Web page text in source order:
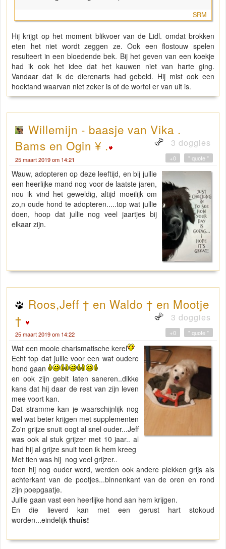
SRM
Hij krijgt op het moment blikvoer van de Lidl. omdat brokken
eten het niet wordt zeggen ze. Ook een flostouw spelen
resulteert in een bloedende bek. Bij het geven van een koekje
had ik ook het idee dat het kauwen niet van harte ging.
Vandaar dat ik de dierenarts had gebeld. Hij mist ook een
hoektand waarvan niet zeker is of de wortel er van uit is.
Willemijn - baasje van Vika .
Bams en Ogin ¥ .
3 doggies
25 maart 2019 om 14:21 " quote "
+0
Wauw, adopteren op deze leeftijd, en bij jullie
een heerlijke mand nog voor de laatste jaren,
nou ik vind het geweldig, altijd moeilijk om
zo,n oude hond te adopteren.....top wat jullie
doen, hoop dat jullie nog veel jaartjes bij
elkaar zijn.
Roos,Jeff † en Waldo † en Mootje
†
3 doggies
25 maart 2019 om 14:22 " quote "
+0
Wat een mooie charismatische kerel
Echt top dat jullie voor een wat oudere
hond gaan
en ook zijn gebit laten saneren..dikke
kans dat hij daar de rest van zijn leven
mee voort kan.
Dat stramme kan je waarschijnlijk nog
wel wat beter krijgen met supplementen
Zo'n grijze snuit oogt al snel ouder...Jeff
was ook al stuk grijzer met 10 jaar.. al
had hij al grijze snuit toen ik hem kreeg
Met tien was hij nog veel grijzer..
toen hij nog ouder werd, werden ook andere plekken grijs als
achterkant van de pootjes...binnenkant van de oren en rond
zijn poepgaatje.
Jullie gaan vast een heerlijke hond aan hem krijgen.
En die lieverd kan met een gerust hart stokoud
worden...eindelijk thuis!